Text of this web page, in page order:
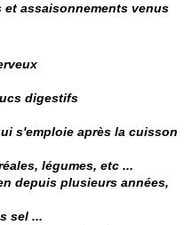
assaisonnements venus
digestifs
s'emploie après la cuisson
légumes, etc ...
depuis plusieurs années,
sel ...